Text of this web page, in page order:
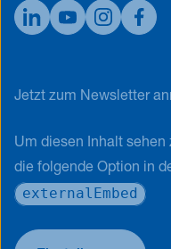
Jetzt zum Newsletter
Um diesen Inhalt
die folgende Option in
externalEmbed